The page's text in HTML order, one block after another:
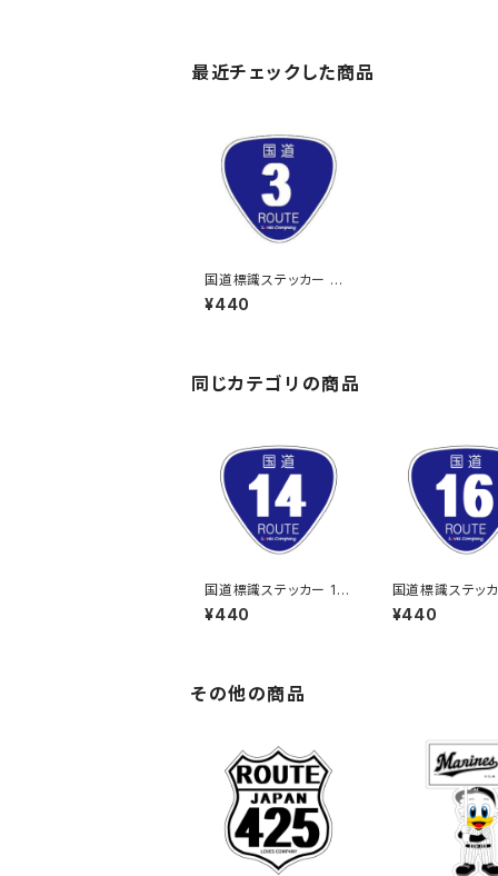
最近チェックした商品
国道標識ステッカー 3
号線
¥440
同じカテゴリの商品
国道標識ステッカー 14
号線
¥440
国道標識ステッ
号線
¥440
その他の商品